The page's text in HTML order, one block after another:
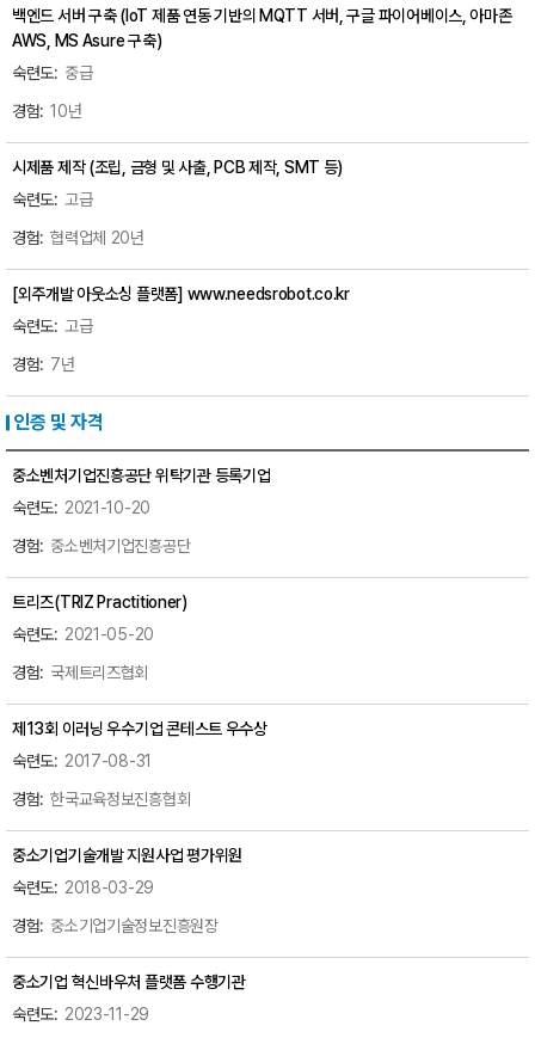
백엔드 서버 구축 (IoT 제품 연동 기반의 MQTT 서버, 구글 파이어베이스, 아마존
AWS, MS Asure 구축)
중급
10년
시제품 제작 (조립, 금형 및 사출, PCB 제작, SMT 등)
고급
협력업체 20년
[외주개발 아웃소싱 플랫폼] www.needsrobot.co.kr
고급
7년
인증 및 자격
중소벤처기업진흥공단 위탁기관 등록기업
2021-10-20
중소벤처기업진흥공단
트리즈(TRIZ Practitioner)
2021-05-20
국제트리즈협회
제13회 이러닝 우수기업 콘테스트 우수상
2017-08-31
한국교육정보진흥협회
중소기업기술개발 지원사업 평가위원
2018-03-29
중소기업기술정보진흥원장
중소기업 혁신바우처 플랫폼 수행기관
2023-11-29